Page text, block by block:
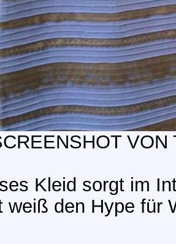
VON
Kleid sorgt im
weiß den Hype für